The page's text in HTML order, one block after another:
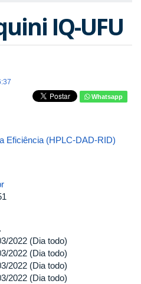
IQ-UFU
Whatsapp
Eficiência (HPLC-DAD-RID)
2022 (Dia todo)
2022 (Dia todo)
2022 (Dia todo)
2022 (Dia todo)